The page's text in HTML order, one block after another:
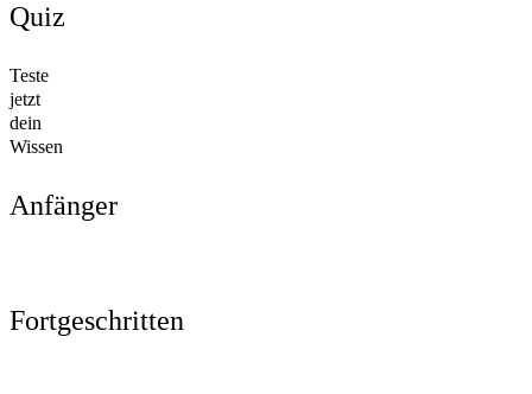
Quiz
Teste
jetzt
dein
Wissen
Anfänger
Fortgeschritten